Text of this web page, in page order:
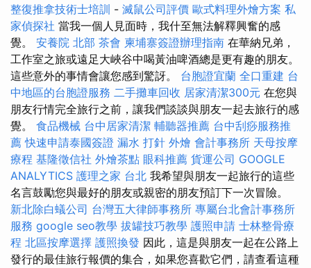
整復推拿技術士培訓 - 滅鼠公司評價 歐式料理外燴方案 私
家偵探社 當我一個人見面時，我什至無法解釋興奮的感
覺。 安養院 北部 茶會 柬埔寨簽證辦理指南 在華納兄弟，
工作室之旅或遠足大峽谷中喝黃油啤酒總是更有趣的朋友。
這些意外的事情會讓您感到驚訝。 台胞證宜蘭 全口重建 台
中地區的台胞證服務 二手攤車回收 居家清潔300元 在您與
朋友行情完全旅行之前，讓我們談談與朋友一起去旅行的感
覺。 食品機械 台中居家清潔 輔聽器推薦 台中刮痧服務推
薦快速申請泰國簽證 漏水 打針 外燴 會計事務所 天母按摩
療程 基隆徵信社 外燴茶點 眼科推薦 貨運公司 GOOGLE
ANALYTICS 護理之家 台北 我希望與朋友一起旅行的這些
名言鼓勵您與最好的朋友或親密的朋友預訂下一次冒險。
新北除白蟻公司 台灣五大律師事務所 專屬台北會計事務所
服務 google seo教學 拔罐技巧教學 護照申請 士林整骨療
程 北區按摩選擇 護照換發 因此，這是與朋友一起在公路上
發行的最佳旅行報價的集合，如果您喜歡它們，請查看這種